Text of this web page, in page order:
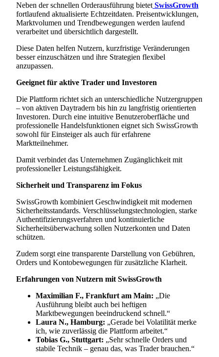
Neben der schnellen Orderausführung bietet SwissGrowth
fortlaufend aktualisierte Echtzeitdaten. Preisentwicklungen,
Marktvolumen und Trendbewegungen werden laufend
verarbeitet und übersichtlich dargestellt.
Diese Daten helfen Nutzern, kurzfristige Veränderungen
besser einzuschätzen und ihre Strategien flexibel
anzupassen.
Geeignet für aktive Trader und Investoren
Die Plattform richtet sich an unterschiedliche Nutzergruppen
– von aktiven Daytradern bis hin zu langfristig orientierten
Investoren. Durch eine intuitive Benutzeroberfläche und
professionelle Handelsfunktionen eignet sich SwissGrowth
sowohl für Einsteiger als auch für erfahrene
Marktteilnehmer.
Damit verbindet das Unternehmen Zugänglichkeit mit
professioneller Leistungsfähigkeit.
Sicherheit und Transparenz im Fokus
SwissGrowth kombiniert Geschwindigkeit mit modernen
Sicherheitsstandards. Verschlüsselungstechnologien, starke
Authentifizierungsverfahren und kontinuierliche
Sicherheitsüberwachung sollen Nutzerkonten und Daten
schützen.
Zudem sorgt eine transparente Darstellung von Gebühren,
Orders und Kontobewegungen für zusätzliche Klarheit.
Erfahrungen von Nutzern mit SwissGrowth
Maximilian F., Frankfurt am Main: „Die
Ausführung bleibt auch bei heftigen
Marktbewegungen beeindruckend schnell.“
Laura N., Hamburg: „Gerade bei Volatilität merke
ich, wie zuverlässig die Plattform arbeitet.“
Tobias G., Stuttgart: „Sehr schnelle Orders und
stabile Technik – genau das, was Trader brauchen.“